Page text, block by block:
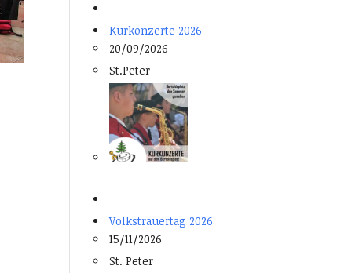
Kurkonzerte 2026
20/09/2026
St.Peter
Volkstrauertag 2026
15/11/2026
St. Peter